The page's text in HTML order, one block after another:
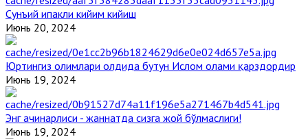
Сунъий ипакли кийим кийиш
Июнь 20, 2024
Юртингиз олимлари олдида бутун Ислом олами қарздордир
Июнь 19, 2024
Энг ачинарлиси - жаннатда сизга жой бўлмаслиги!
Июнь 19, 2024